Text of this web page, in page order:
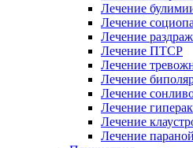
Лечение
Лечение
Лечение
Лечение ПТСР
Лечение
Лечение
Лечение
Лечение
Лечение
Лечение